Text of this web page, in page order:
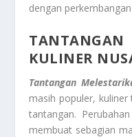
dengan
KULINER
Tantangan
masih populer,
tantangan.
membuat sebagian